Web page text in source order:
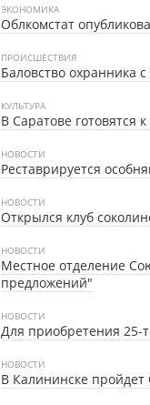
ЭКОНОМИКА
Облкомстат
ПРОИСШЕСТВИЯ
Баловство охранника
КУЛЬТУРА
В Саратове готовятся
НОВОСТИ
Реставрируется
НОВОСТИ
Открылся клуб
НОВОСТИ
Местное отделение
предложений"
НОВОСТИ
Для приобретения 25-
НОВОСТИ
В Калининске пройдет